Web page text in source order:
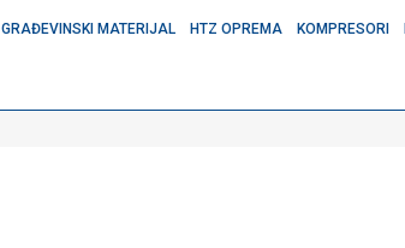
GRAĐEVINSKI MATERIJAL HTZ OPREMA KOMPRESORI